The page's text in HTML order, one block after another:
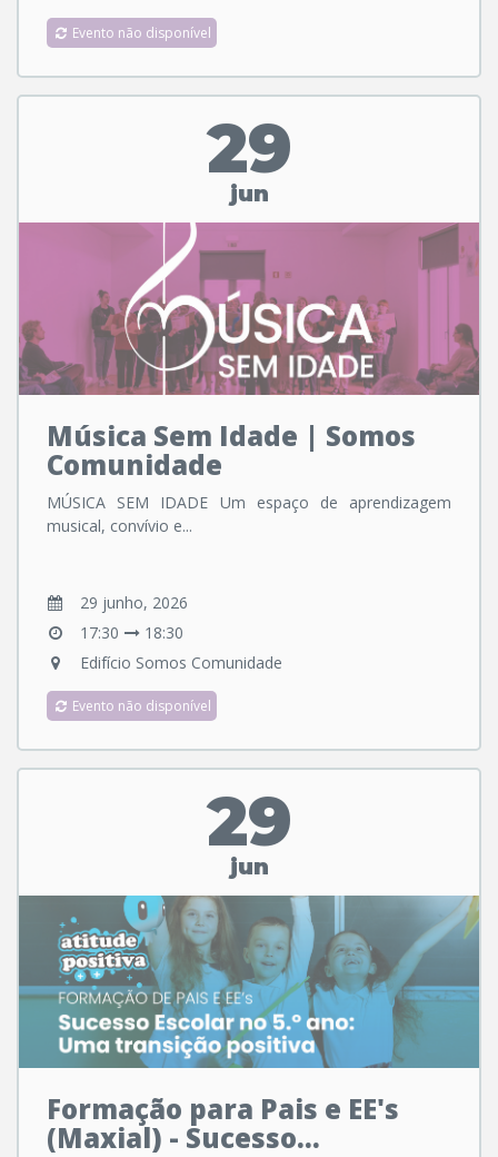
Evento não disponível
29
jun
Música Sem Idade | Somos
Comunidade
MÚSICA SEM IDADE Um espaço de aprendizagem
musical, convívio e...
29 junho, 2026
17:30
18:30
Edifício Somos Comunidade
Evento não disponível
29
jun
Formação para Pais e EE's
(Maxial) - Sucesso...